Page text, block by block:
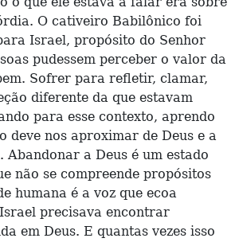
O cativeiro Babilônico foi
Israel, propósito do Senhor
pudessem perceber o valor da
Sofrer para refletir, clamar,
diferente da que estavam
para esse contexto, aprendo
deve nos aproximar de Deus e a
Abandonar a Deus é um estado
não se compreende propósitos
humana é a voz que ecoa
precisava encontrar
em Deus. E quantas vezes isso